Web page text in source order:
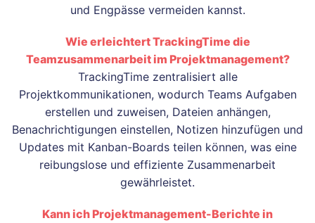
und Engpässe vermeiden kannst.
Wie erleichtert TrackingTime die
Teamzusammenarbeit im Projektmanagement?
TrackingTime zentralisiert alle
Projektkommunikationen, wodurch Teams Aufgaben
erstellen und zuweisen, Dateien anhängen,
Benachrichtigungen einstellen, Notizen hinzufügen und
Updates mit Kanban-Boards teilen können, was eine
reibungslose und effiziente Zusammenarbeit
gewährleistet.
Kann ich Projektmanagement-Berichte in